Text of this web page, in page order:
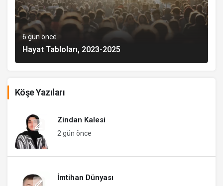
6 gün önce
Hayat Tabloları, 2023-2025
Köşe Yazıları
Zindan Kalesi
2 gün önce
İmtihan Dünyası